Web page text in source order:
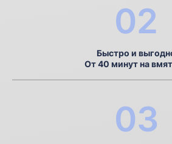
02
Быстро и
От 40 минут на
03